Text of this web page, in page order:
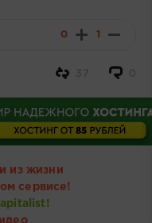
0 1
0
37
из жизни
сервисе!